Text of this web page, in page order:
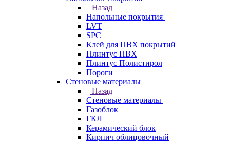
Назад
Напольные покрытия
LVT
SPC
Клей для ПВХ покрытий
Плинтус ПВХ
Плинтус Полистирол
Пороги
Стеновые материалы
Назад
Стеновые материалы
Газоблок
ГКЛ
Керамический блок
Кирпич облицовочный